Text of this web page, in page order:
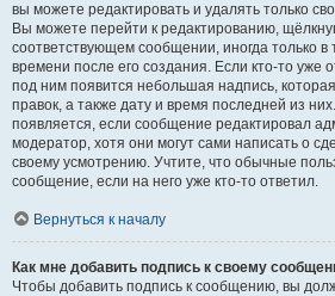
вы можете редактировать и удалять только
Вы можете перейти к редактированию,
соответствующем сообщении, иногда только в
времени после его создания. Если кто-то уже
под ним появится небольшая надпись,
правок, а также дату и время последней из
появляется, если сообщение редактировал
модератор, хотя они могут сами написать о
своему усмотрению. Учтите, что обычные
сообщение, если на него уже кто-то ответил.
Вернуться к началу
Как мне добавить подпись к своему
Чтобы добавить подпись к сообщению, вы